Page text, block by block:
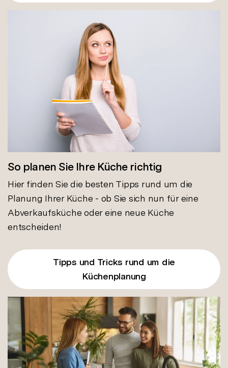
So planen Sie Ihre Küche richtig
Hier finden Sie die besten Tipps rund um die
Planung Ihrer Küche - ob Sie sich nun für eine
Abverkaufsküche oder eine neue Küche
entscheiden!
Tipps und Tricks rund um die
Küchenplanung